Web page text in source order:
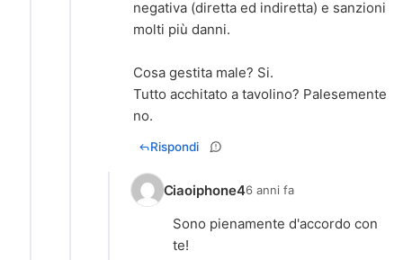
negativa (diretta ed indiretta) e sanzioni
molti più danni.
Cosa gestita male? Si.
Tutto acchitato a tavolino? Palesemente
no.
Rispondi
Ciaoiphone46 anni fa
Sono pienamente d'accordo con
te!